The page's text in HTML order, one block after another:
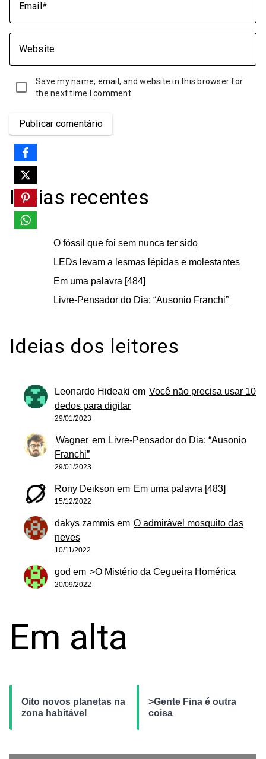
Email
Website
Save my name, email, and website in this browser for
the next time I comment.
Publicar comentário
Ideias recentes
O fóssil que foi sem nunca ter sido
LEDs levam a lesmas lépidas e molestantes
Em uma palavra [484]
Livre-Pensador do Dia: “Ausonio Franchi”
Ideias dos leitores
Leonardo Hideaki em Você não precisa usar 10
dedos para digitar
29/01/2023
Wagner em Livre-Pensador do Dia: “Ausonio
Franchi”
29/01/2023
Rony Deikson em Em uma palavra [483]
15/12/2022
dakys zammis em O admirável mosquito das
neves
10/11/2022
god em >O Mistério da Cegueira Homérica
20/09/2022
Em alta
Oito novos planetas na
zona habitável
>Gente Fina é outra
coisa